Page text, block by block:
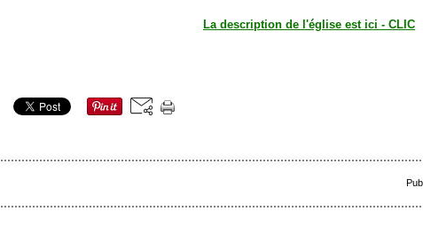
La description de l'église est ici - CLIC